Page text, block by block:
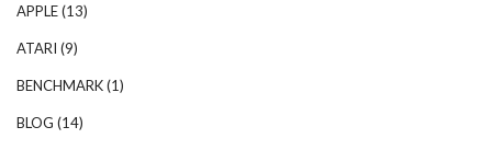
APPLE(13)
ATARI (9)
BENCHMARK(1)
BLOG (14)